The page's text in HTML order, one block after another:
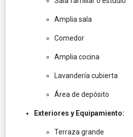
Amplia sala
Comedor
Amplia cocina
Lavandería cubierta
Área de depósito
Exteriores y Equipamiento:
Terraza grande